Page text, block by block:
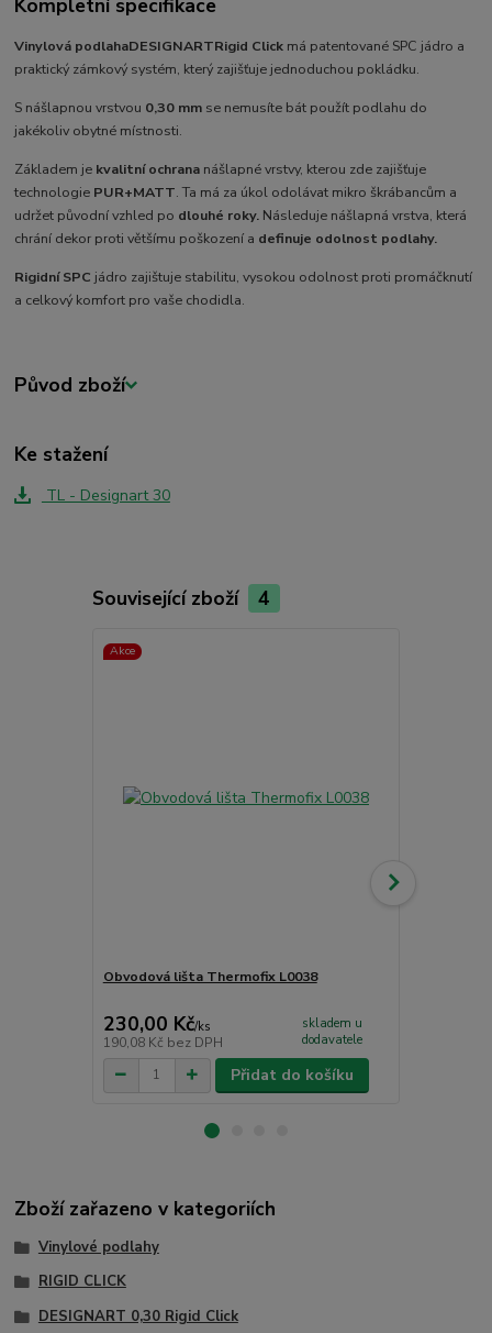
Kompletní specifikace
Vinylová podlahaDESIGNARTRigid Click má patentované SPC jádro a
praktický zámkový systém, který zajišťuje jednoduchou pokládku.
S nášlapnou vrstvou 0,30 mm se nemusíte bát použít podlahu do
jakékoliv obytné místnosti.
Základem je kvalitní ochrana nášlapné vrstvy, kterou zde zajišťuje
technologie PUR+MATT. Ta má za úkol odolávat mikro škrábancům a
udržet původní vzhled po dlouhé roky. Následuje nášlapná vrstva, která
chrání dekor proti většímu poškození a definuje odolnost podlahy.
Rigidní SPC jádro zajištuje stabilitu, vysokou odolnost proti promáčknutí
a celkový komfort pro vaše chodidla.
Původ zboží
Ke stažení
TL - Designart 30
Související zboží 4
Akce
Obvodová lišta Thermofix L0038
230,00 Kč/ks
190,08 Kč bez DPH
skladem u
dodavatele
Přidat do košíku
Zboží zařazeno v kategoriích
Vinylové podlahy
RIGID CLICK
DESIGNART 0,30 Rigid Click